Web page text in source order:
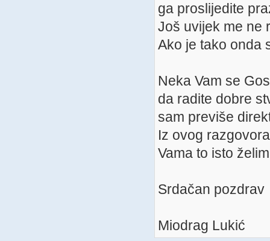
ga proslijedite
Još uvijek me ne
Ako je tako onda
Neka Vam se
da radite dobre
sam previše
Iz ovog
Vama to isto
Srdačan pozdrav
Miodrag Lukić